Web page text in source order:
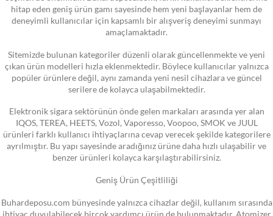
hitap eden geniş ürün gamı sayesinde hem yeni başlayanlar hem de
deneyimli kullanıcılar için kapsamlı bir alışveriş deneyimi sunmayı
amaçlamaktadır.
Sitemizde bulunan kategoriler düzenli olarak güncellenmekte ve yeni
çıkan ürün modelleri hızla eklenmektedir. Böylece kullanıcılar yalnızca
popüler ürünlere değil, aynı zamanda yeni nesil cihazlara ve güncel
serilere de kolayca ulaşabilmektedir.
Elektronik sigara sektörünün önde gelen markaları arasında yer alan
IQOS, TEREA, HEETS, Vozol, Vaporesso, Voopoo, SMOK ve JUUL
ürünleri farklı kullanıcı ihtiyaçlarına cevap verecek şekilde kategorilere
ayrılmıştır. Bu yapı sayesinde aradığınız ürüne daha hızlı ulaşabilir ve
benzer ürünleri kolayca karşılaştırabilirsiniz.
Geniş Ürün Çeşitliliği
Buhardeposu.com bünyesinde yalnızca cihazlar değil, kullanım sırasında
ihtiyaç duyulabilecek birçok yardımcı ürün de bulunmaktadır. Atomizer